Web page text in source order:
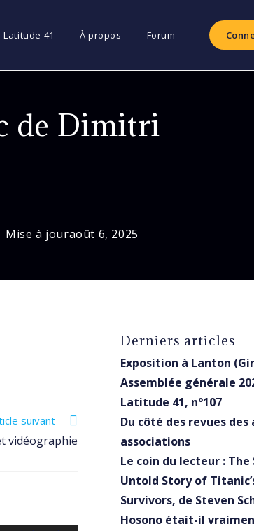
Latitude 41 À propos Forum
de Dimitri
Mise à jouraoût 6, 2025
suivant
vidéographie
Derniers articles
Exposition à Lanton
Assemblée générale
Latitude 41, n°107
Du côté des revues des
associations
Le coin du lecteur : The
Untold Story of
Survivors, de Steven
Hosono était-il